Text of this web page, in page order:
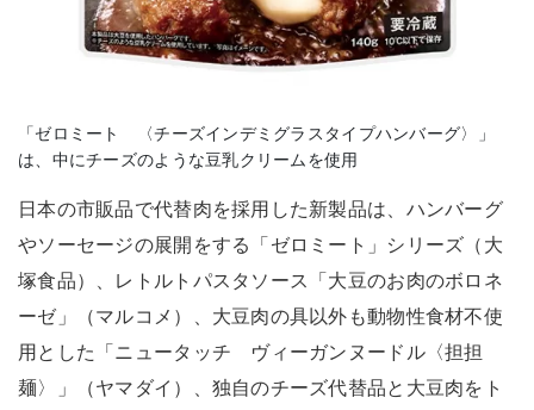
「ゼロミート 〈チーズインデミグラスタイプハンバーグ〉」
は、中にチーズのような豆乳クリームを使用
日本の市販品で代替肉を採用した新製品は、ハンバーグ
やソーセージの展開をする「ゼロミート」シリーズ（大
塚食品）、レトルトパスタソース「大豆のお肉のボロネ
ーゼ」（マルコメ）、大豆肉の具以外も動物性食材不使
用とした「ニュータッチ ヴィーガンヌードル〈担担
麺〉」（ヤマダイ）、独自のチーズ代替品と大豆肉をト